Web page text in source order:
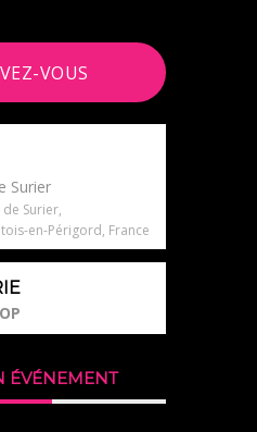
VOUS
Surier
Surier,
en-Périgord, France
ÉVÉNEMENT